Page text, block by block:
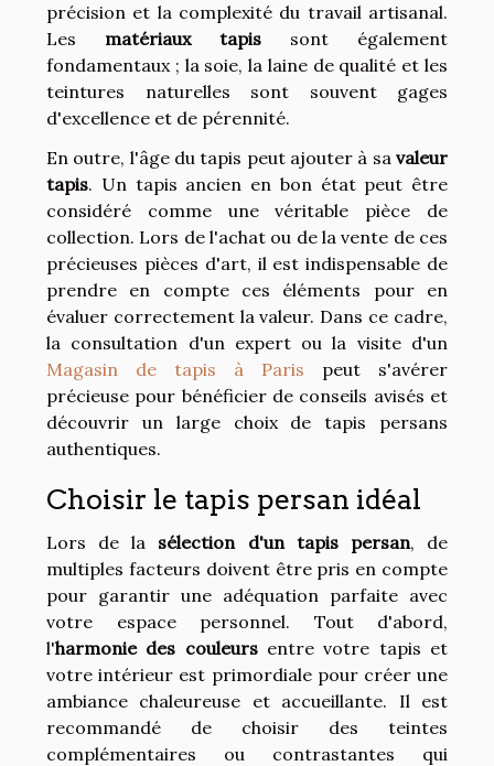
précision et la complexité du travail artisanal.
Les matériaux tapis sont également
fondamentaux ; la soie, la laine de qualité et les
teintures naturelles sont souvent gages
d'excellence et de pérennité.
En outre, l'âge du tapis peut ajouter à sa valeur
tapis. Un tapis ancien en bon état peut être
considéré comme une véritable pièce de
collection. Lors de l'achat ou de la vente de ces
précieuses pièces d'art, il est indispensable de
prendre en compte ces éléments pour en
évaluer correctement la valeur. Dans ce cadre,
la consultation d'un expert ou la visite d'un
Magasin de tapis à Paris peut s'avérer
précieuse pour bénéficier de conseils avisés et
découvrir un large choix de tapis persans
authentiques.
Choisir le tapis persan idéal
Lors de la sélection d'un tapis persan, de
multiples facteurs doivent être pris en compte
pour garantir une adéquation parfaite avec
votre espace personnel. Tout d'abord,
l'harmonie des couleursentre votre tapis et
votre intérieur est primordiale pour créer une
ambiance chaleureuse et accueillante. Il est
recommandé de choisir des teintes
complémentaires ou contrastantes qui